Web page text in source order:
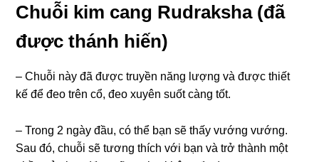
đã
thánh
hiến,
lượng
Chuỗi kim cang Rudraksha (đã
được thánh hiến)
– Chuỗi này đã được truyền năng lượng và được thiết
kế để đeo trên cổ, đeo xuyên suốt càng tốt.
– Trong 2 ngày đầu, có thể bạn sẽ thấy vướng vướng.
Sau đó, chuỗi sẽ tương thích với bạn và trở thành một